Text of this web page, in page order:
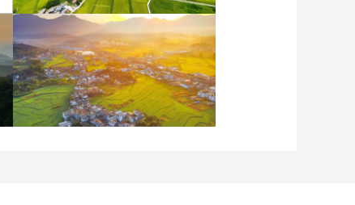
重庆梁平：优质水稻丰收
在望